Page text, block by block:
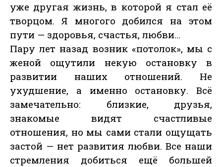
уже другая жизнь, в которой я стал её
творцом. Я многого добился на этом
пути — здоровья, счастья, любви…
Пару лет назад возник «потолок», мы с
женой ощутили некую остановку в
развитии наших отношений. Не
ухудшение, а именно остановку. Всё
замечательно: близкие, друзья,
знакомые видят счастливые
отношения, но мы сами стали ощущать
застой — нет развития любви. Все наши
стремления добиться ещё большей